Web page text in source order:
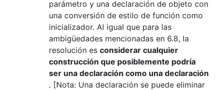
parámetro y una declaración de objeto con
una conversión de estilo de función como
inicializador. Al igual que para las
ambigüedades mencionadas en 6.8, la
resolución es considerar cualquier
construcción que posiblemente podría
ser una declaración como una declaración
. [Nota: Una declaración se puede eliminar